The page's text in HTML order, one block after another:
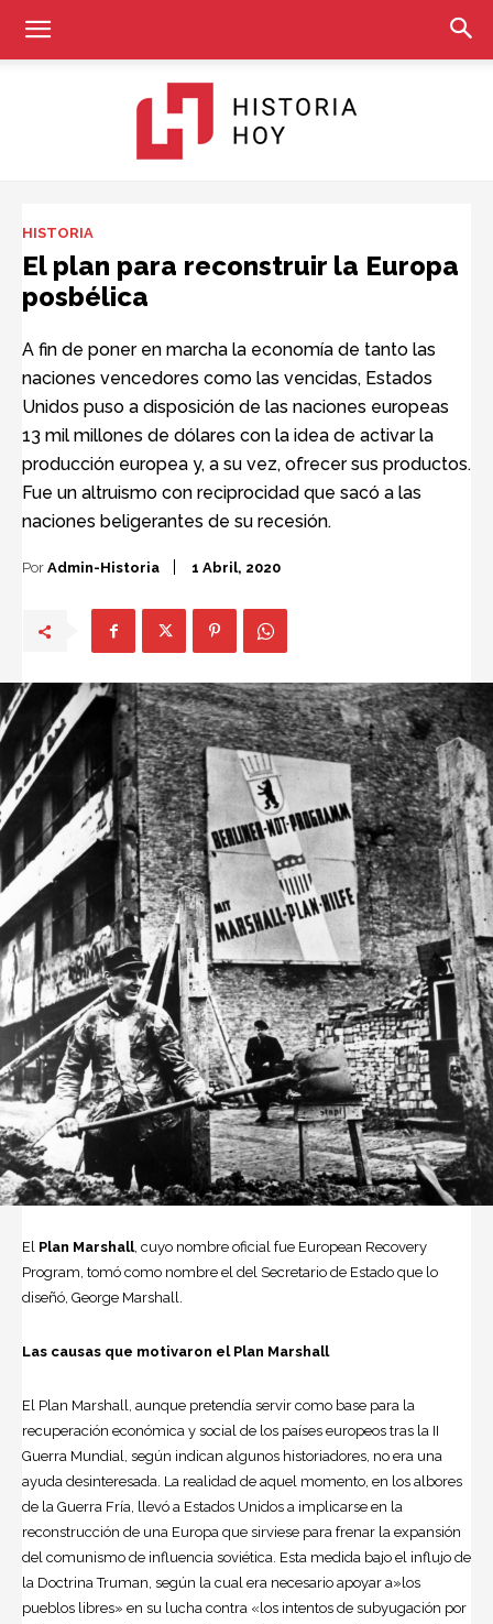
HISTORIA
El plan para reconstruir la Europa
posbélica
A fin de poner en marcha la economía de tanto las
naciones vencedores como las vencidas, Estados
Unidos puso a disposición de las naciones europeas
13 mil millones de dólares con la idea de activar la
producción europea y, a su vez, ofrecer sus productos.
Fue un altruismo con reciprocidad que sacó a las
naciones beligerantes de su recesión.
Por Admin-Historia 1 Abril, 2020
El Plan Marshall, cuyo nombre oficial fue European Recovery
Program, tomó como nombre el del Secretario de Estado que lo
diseñó, George Marshall.
Las causas que motivaron el Plan Marshall
El Plan Marshall, aunque pretendía servir como base para la
recuperación económica y social de los países europeos tras la II
Guerra Mundial, según indican algunos historiadores, no era una
ayuda desinteresada. La realidad de aquel momento, en los albores
de la Guerra Fría, llevó a Estados Unidos a implicarse en la
reconstrucción de una Europa que sirviese para frenar la expansión
del comunismo de influencia soviética. Esta medida bajo el influjo de
la Doctrina Truman, según la cual era necesario apoyar a»los
pueblos libres» en su lucha contra «los intentos de subyugación por